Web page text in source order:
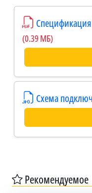
Спецификация
(0.39 МБ)
Схема
Рекомендуемое